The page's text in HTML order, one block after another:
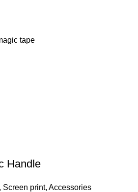
tape
Handle
Screen print, Accessories